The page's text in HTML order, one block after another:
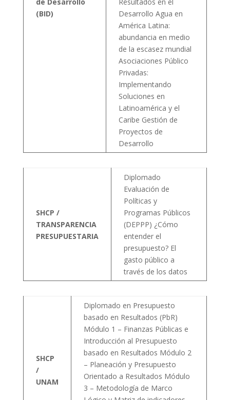
(BID)
Desarrollo Agua en
América Latina:
abundancia en medio
de la escasez mundial
Asociaciones Público
Privadas:
Implementando
Soluciones en
Latinoamérica y el
Caribe Gestión de
Proyectos de
Desarrollo
SHCP /
TRANSPARENCIA
PRESUPUESTARIA
Diplomado
Evaluación de
Políticas y
Programas Públicos
(DEPPP) ¿Cómo
entender el
presupuesto? El
gasto público a
través de los datos
SHCP
/
UNAM
Diplomado en Presupuesto
basado en Resultados (PbR)
Módulo 1 – Finanzas Públicas e
Introducción al Presupuesto
basado en Resultados Módulo 2
– Planeación y Presupuesto
Orientado a Resultados Módulo
3 – Metodología de Marco